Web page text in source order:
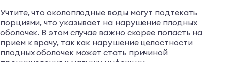
Учтите, что околоплодные воды могут подтекать
порциями, что указывает на нарушение плодных
оболочек. В этом случае важно скорее попасть на
прием к врачу, так как нарушение целостности
плодных оболочек может стать причиной